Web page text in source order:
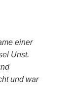
einer
Unst.
und war